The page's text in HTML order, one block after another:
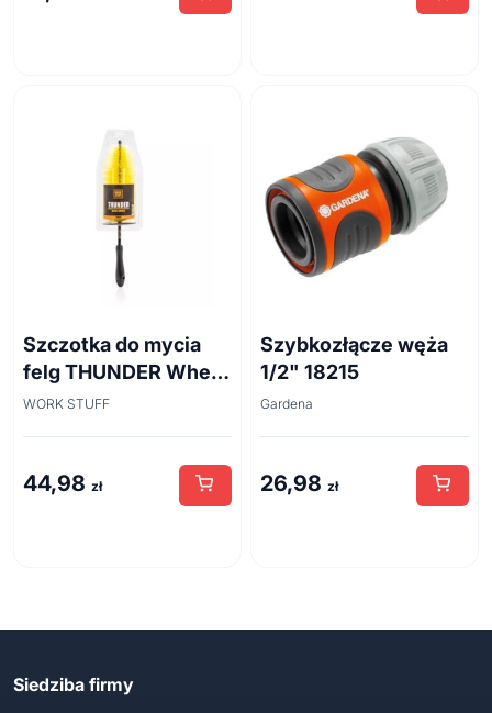
Szczotka do mycia
felg THUNDER Wheel
Brush 45cm
WORK STUFF
44,98 zł
Szybkozłącze węża
1/2" 18215
Gardena
26,98 zł
Siedziba firmy